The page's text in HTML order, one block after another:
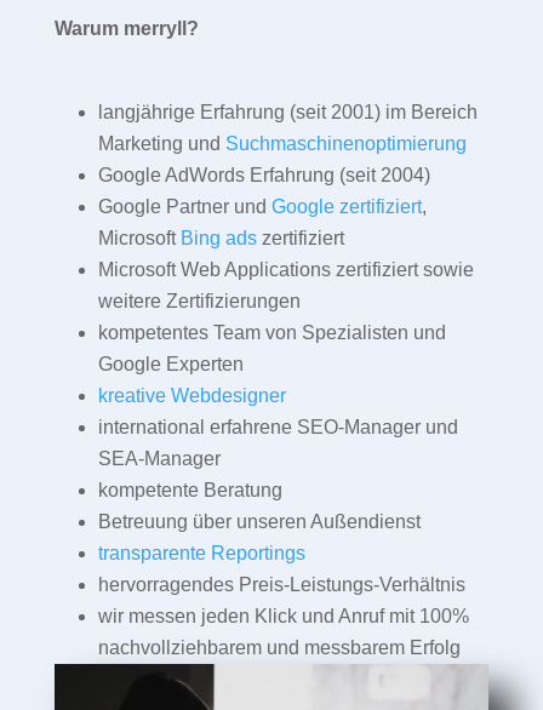
Warum merryll?
langjährige Erfahrung (seit 2001) im Bereich
Marketing und Suchmaschinenoptimierung
Google AdWords Erfahrung (seit 2004)
Google Partner und Google zertifiziert,
Microsoft Bing adszertifiziert
Microsoft Web Applications zertifiziert sowie
weitere Zertifizierungen
kompetentes Team von Spezialisten und
Google Experten
kreative Webdesigner
international erfahrene SEO-Manager und
SEA-Manager
kompetente Beratung
Betreuung über unseren Außendienst
transparente Reportings
hervorragendes Preis-Leistungs-Verhältnis
wir messen jeden Klick und Anruf mit 100%
nachvollziehbarem und messbarem Erfolg